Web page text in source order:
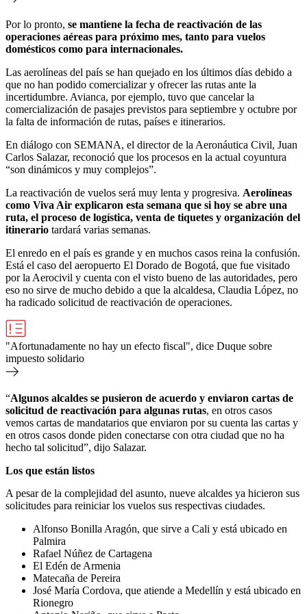
Por lo pronto, se mantiene la fecha de reactivación de las
operaciones aéreas para próximo mes, tanto para vuelos
domésticos como para internacionales.
Las aerolíneas del país se han quejado en los últimos días debido a
que no han podido comercializar y ofrecer las rutas ante la
incertidumbre. Avianca, por ejemplo, tuvo que cancelar la
comercialización de pasajes previstos para septiembre y octubre por
la falta de información de rutas, países e itinerarios.
En diálogo con SEMANA, el director de la Aeronáutica Civil, Juan
Carlos Salazar, reconoció que los procesos en la actual coyuntura
“son dinámicos y muy complejos”.
La reactivación de vuelos será muy lenta y progresiva. Aerolíneas
como Viva Air explicaron esta semana que si hoy se abre una
ruta, el proceso de logística, venta de tiquetes y organización del
itinerario tardará varias semanas.
El enredo en el país es grande y en muchos casos reina la confusión.
Está el caso del aeropuerto El Dorado de Bogotá, que fue visitado
por la Aerocivil y cuenta con el visto bueno de las autoridades, pero
eso no sirve de mucho debido a que la alcaldesa, Claudia López, no
ha radicado solicitud de reactivación de operaciones.
"Afortunadamente no hay un efecto fiscal", dice Duque sobre
impuesto solidario
“Algunos alcaldes se pusieron de acuerdo y enviaron cartas de
solicitud de reactivación para algunas rutas, en otros casos
vemos cartas de mandatarios que enviaron por su cuenta las cartas y
en otros casos donde piden conectarse con otra ciudad que no ha
hecho tal solicitud”, dijo Salazar.
Los que están listos
A pesar de la complejidad del asunto, nueve alcaldes ya hicieron sus
solicitudes para reiniciar los vuelos sus respectivas ciudades.
Alfonso Bonilla Aragón, que sirve a Cali y está ubicado en
Palmira
Rafael Núñez de Cartagena
El Edén de Armenia
Matecaña de Pereira
José María Cordova, que atiende a Medellín y está ubicado en
Rionegro